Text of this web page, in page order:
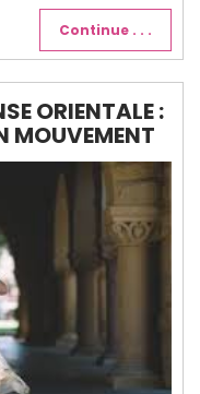
Continue . . .
ORIENTALE :
MOUVEMENT